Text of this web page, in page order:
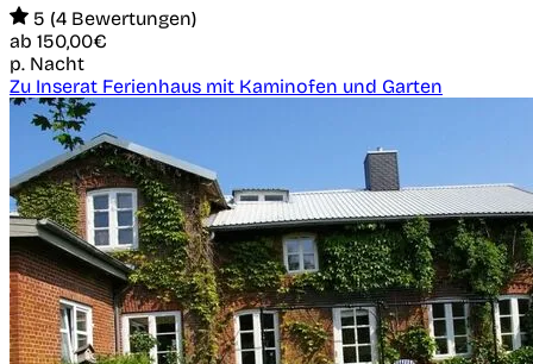
5 (4 Bewertungen)
ab 150,00€
p. Nacht
Zu Inserat Ferienhaus mit Kaminofen und Garten